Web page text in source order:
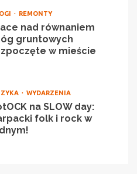
REMONTY
nad równaniem
gruntowych
w mieście
WYDARZENIA
na SLOW day:
folk i rock w